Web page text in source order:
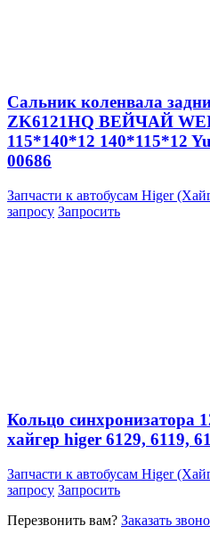
Сальник коленвала
ZK6121HQ ВЕЙЧАЙ
115*140*12 140*115*12
00686
Запчасти к автобусам Higer
запросу Запросить
Кольцо синхронизатора
хайгер higer 6129, 6119,
Запчасти к автобусам Higer
запросу Запросить
Перезвонить вам? Заказать